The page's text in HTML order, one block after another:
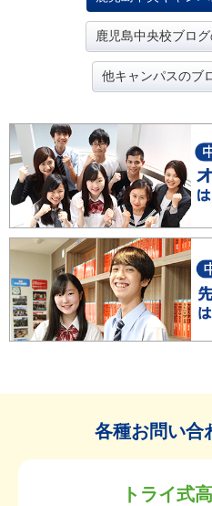
鹿児島中央校ブロ
他キャンパスのブ
各種お問い合
トライ式